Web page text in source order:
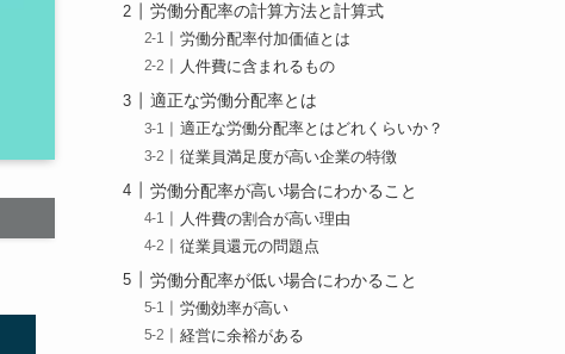
労働分配率の計算方法と計算式
労働分配率付加価値とは
人件費に含まれるもの
適正な労働分配率とは
適正な労働分配率とはどれくらいか？
従業員満足度が高い企業の特徴
労働分配率が高い場合にわかること
人件費の割合が高い理由
従業員還元の問題点
労働分配率が低い場合にわかること
労働効率が高い
経営に余裕がある